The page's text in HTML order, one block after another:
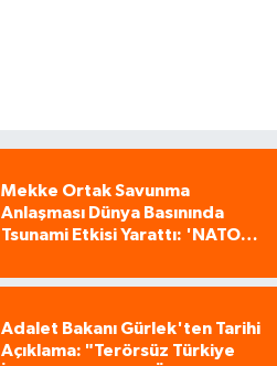
Mekke Ortak Savunma
Anlaşması Dünya Basınında
Tsunami Etkisi Yarattı: 'NATO
Adalet Bakanı Gürlek'ten Tarihi
Açıklama: "Terörsüz Türkiye